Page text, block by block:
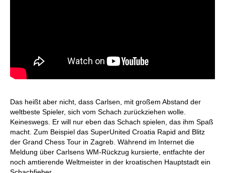
Das heißt aber nicht, dass Carlsen, mit großem Abstand der
weltbeste Spieler, sich vom Schach zurückziehen wolle.
Keineswegs. Er will nur eben das Schach spielen, das ihm Spaß
macht. Zum Beispiel das SuperUnited Croatia Rapid and Blitz
der Grand Chess Tour in Zagreb. Während im Internet die
Meldung über Carlsens WM-Rückzug kursierte, entfachte der
noch amtierende Weltmeister in der kroatischen Hauptstadt ein